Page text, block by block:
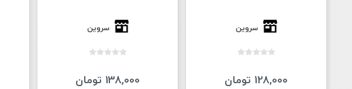
سروین
138,000 تومان
سروین
145,000 تومان